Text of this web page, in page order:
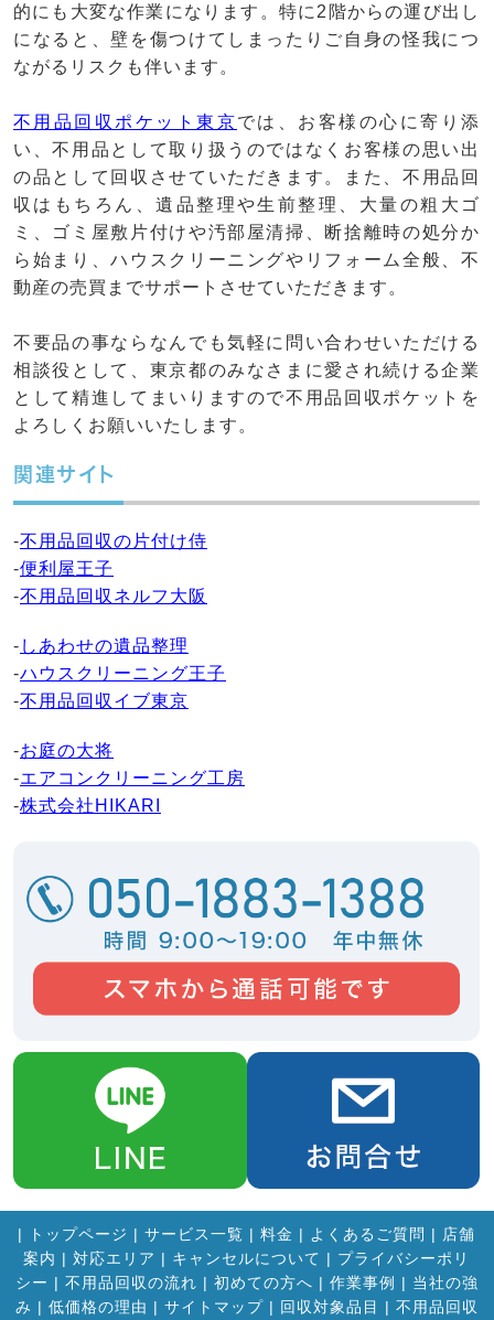
的にも大変な作業になります。特に2階からの運び出し
になると、壁を傷つけてしまったりご自身の怪我につ
ながるリスクも伴います。
不用品回収ポケット東京では、お客様の心に寄り添
い、不用品として取り扱うのではなくお客様の思い出
の品として回収させていただきます。また、不用品回
収はもちろん、遺品整理や生前整理、大量の粗大ゴ
ミ、ゴミ屋敷片付けや汚部屋清掃、断捨離時の処分か
ら始まり、ハウスクリーニングやリフォーム全般、不
動産の売買までサポートさせていただきます。
不要品の事ならなんでも気軽に問い合わせいただける
相談役として、東京都のみなさまに愛され続ける企業
として精進してまいりますので不用品回収ポケットを
よろしくお願いいたします。
関連サイト
-不用品回収の片付け侍
-便利屋王子
-不用品回収ネルフ大阪
- しあわせの遺品整理
-ハウスクリーニング王子
-不用品回収イブ東京
-お庭の大将
-エアコンクリーニング工房
-株式会社HIKARI
| トップページ | サービス一覧 | 料金 | よくあるご質問 | 店舗
案内 | 対応エリア | キャンセルについて | プライバシーポリ
シー | 不用品回収の流れ | 初めての方へ | 作業事例 | 当社の強
み | 低価格の理由 | サイトマップ| 回収対象品目 | 不用品回収